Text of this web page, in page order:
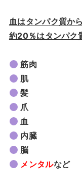
血はタンパク質か
約20％はタンパク
筋肉
肌
髪
爪
血
内臓
脳
メンタルなど